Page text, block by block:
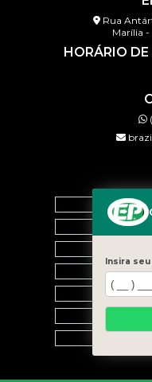
Rua
Marília -
HORÁRIO
Insira